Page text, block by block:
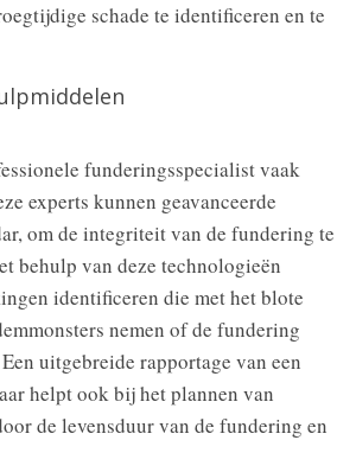
schade te identificeren en te
funderingsspecialist vaak
experts kunnen geavanceerde
om de integriteit van de fundering te
behulp van deze technologieën
identificeren die met het blote
nemen of de fundering
uitgebreide rapportage van een
helpt ook bij het plannen van
de levensduur van de fundering en